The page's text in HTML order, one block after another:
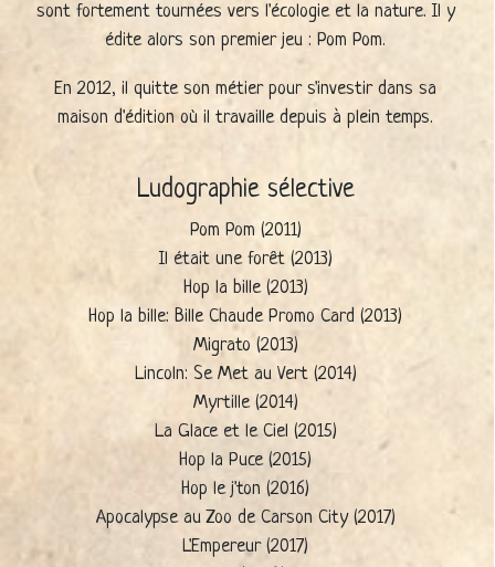
sont fortement tournées vers l'écologie et la nature. Il y
édite alors son premier jeu : Pom Pom.
En 2012, il quitte son métier pour s'investir dans sa
maison d'édition où il travaille depuis à plein temps.
Ludographie sélective
Pom Pom (2011)
Il était une forêt (2013)
Hop la bille (2013)
Hop la bille: Bille Chaude Promo Card (2013)
Migrato (2013)
Lincoln: Se Met au Vert (2014)
Myrtille (2014)
La Glace et le Ciel (2015)
Hop la Puce (2015)
Hop le j'ton (2016)
Apocalypse au Zoo de Carson City (2017)
L'Empereur (2017)